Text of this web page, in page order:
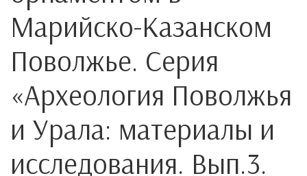
Марийско-Казанском
Поволжье. Серия
«Археология Поволжья
и Урала: материалы и
исследования. Вып.3.